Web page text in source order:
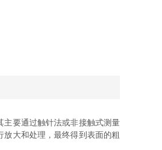
主要通过触针法或非接触式测量
大和处理，最终得到表面的粗